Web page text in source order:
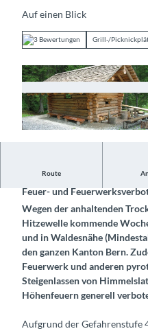
Auf einen Blick
3 Bewertungen Grill-/
Route
Hinweis 23.7.2026
Feuer- und
Wegen der anhaltenden
Hitzewelle kommende
und in Waldesnähe
den ganzen Kanton Bern.
Feuerwerk und anderen
Steigenlassen von
Höhenfeuern generell
Aufgrund der Gefahrenstufe